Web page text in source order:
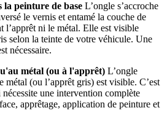
peinture de base L’ongle s’accroche
le vernis et entamé la couche de
l’apprêt ni le métal. Elle est visible
selon la teinte de votre véhicule. Une
nécessaire.
métal (ou à l'apprêt) L’ongle
métal (ou l’apprêt gris) est visible. C’est
une intervention complète
apprêtage, application de peinture et